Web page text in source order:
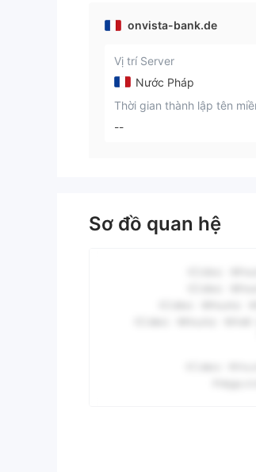
onvista-bank.de
Vị trí Server
Nước Pháp
Thời gian thành lập tên
--
Sơ đồ quan hệ